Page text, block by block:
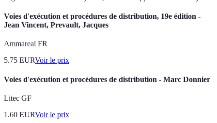
Voies d'exécution et procédures de distribution, 19e édition -
Jean Vincent, Prevault, Jacques
Ammareal FR
5.75 EURVoir le prix
Voies d'exécution et procédures de distribution - Marc Donnier
Litec GF
1.60 EURVoir le prix